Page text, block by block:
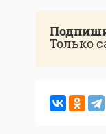
Только